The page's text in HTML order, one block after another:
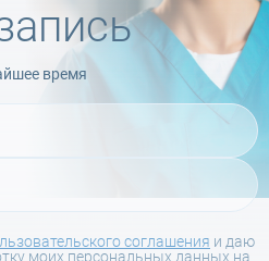
время
соглашения и даю
моих персональных данных на